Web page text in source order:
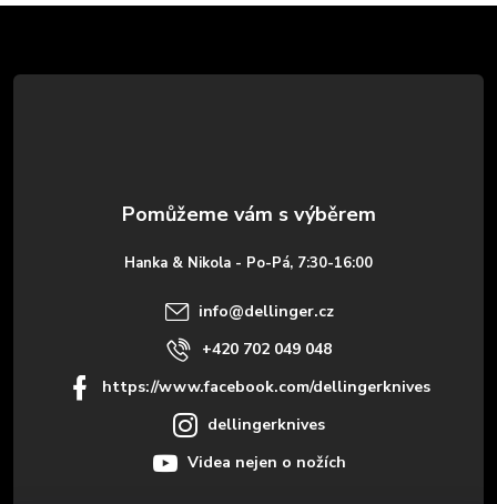
á
Hanka & Nikola - Po-Pá, 7:30-16:00
info@dellinger.cz
+420 702 049 048
https://www.facebook.com/dellingerknives
dellingerknives
Videa nejen o nožích